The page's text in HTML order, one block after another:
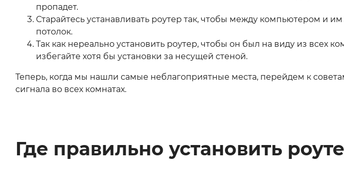
пропадет.
Старайтесь устанавливать роутер так, чтобы между компьютером и
потолок.
Так как нереально установить роутер, чтобы он был на виду из всех
избегайте хотя бы установки за несущей стеной.
Теперь, когда мы нашли самые неблагоприятные места, перейдем к
сигнала во всех комнатах.
Где правильно установить